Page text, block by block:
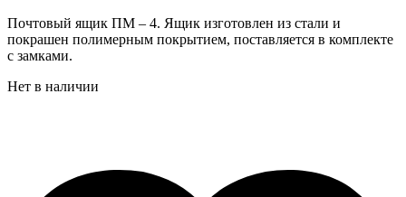
Почтовый ящик ПМ – 4. Ящик изготовлен из стали и
покрашен полимерным покрытием, поставляется в комплекте
с замками.
Нет в наличии